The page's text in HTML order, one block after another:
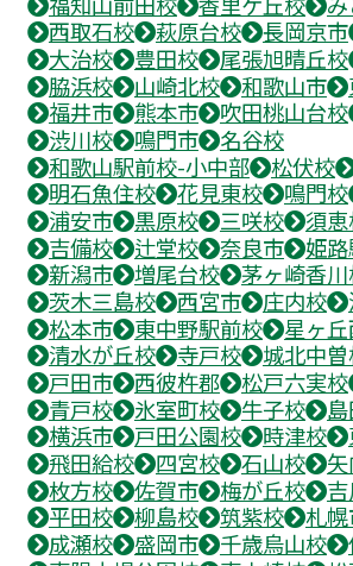
西取石校
萩原台校 長岡京市
大治校
豊田校 尾張旭晴丘校
脇浜校
山崎北校 和歌山市
福井市
熊本市 吹田桃山台校
渋川校
鳴門市
名谷校
和歌山駅前校-小中部
松伏校
明石魚住校
花見東校 鳴門校
浦安市
黒原校 三咲校 須
吉備校
辻堂校 奈良市 姫
新潟市
増尾台校 茅ヶ崎香
茨木三島校
西宮市 庄内校
松本市
東中野駅前校
星ヶ
清水が丘校
寺戸校 城北中
戸田市
西彼杵郡 松戸六実校
青戸校
氷室町校 牛子校
横浜市
戸田公園校 時津校
飛田給校
四宮校 石山校
枚方校
佐賀市 梅が丘校
平田校
柳島校 筑紫校 札
成瀬校
盛岡市 千歳烏山校